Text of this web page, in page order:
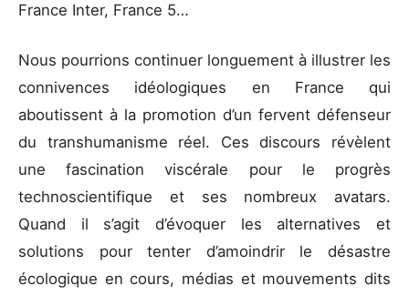
France Inter, France 5…
Nous pourrions continuer longuement à illustrer les
connivences idéologiques en France qui
aboutissent à la promotion d’un fervent défenseur
du transhumanisme réel. Ces discours révèlent
une fascination viscérale pour le progrès
technoscientifique et ses nombreux avatars.
Quand il s’agit d’évoquer les alternatives et
solutions pour tenter d’amoindrir le désastre
écologique en cours, médias et mouvements dits